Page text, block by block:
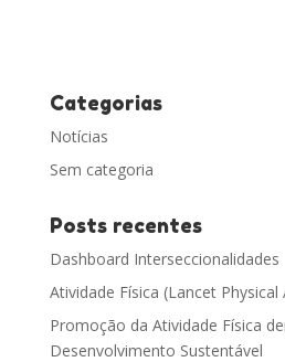
Categorias
Notícias
Sem categoria
Posts recentes
Dashboard Interseccionalidades
Atividade Física (Lancet Physical
Promoção da Atividade Física
Desenvolvimento Sustentável